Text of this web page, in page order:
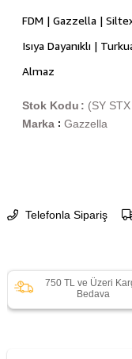
FDM | Gazzella |
Isıya Dayanıklı |
Almaz
(SY
Stok Kodu
Marka : Gazzella
Telefonla Sipariş
750 TL ve Üzeri
Bedava